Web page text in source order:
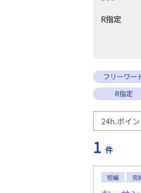
R指定
フリーワー
R指定
1 件
短編 完